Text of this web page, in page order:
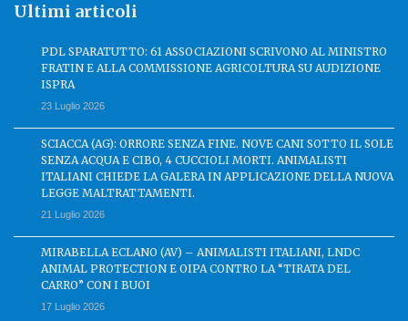
Ultimi articoli
PDL SPARATUTTO: 61 ASSOCIAZIONI SCRIVONO AL MINISTRO
FRATIN E ALLA COMMISSIONE AGRICOLTURA SU AUDIZIONE
ISPRA
23 Luglio 2026
SCIACCA (AG): ORRORE SENZA FINE. NOVE CANI SOTTO IL SOLE
SENZA ACQUA E CIBO, 4 CUCCIOLI MORTI. ANIMALISTI
ITALIANI CHIEDE LA GALERA IN APPLICAZIONE DELLA NUOVA
LEGGE MALTRATTAMENTI.
21 Luglio 2026
MIRABELLA ECLANO (AV) – ANIMALISTI ITALIANI, LNDC
ANIMAL PROTECTION E OIPA CONTRO LA “TIRATA DEL
CARRO” CON I BUOI
17 Luglio 2026